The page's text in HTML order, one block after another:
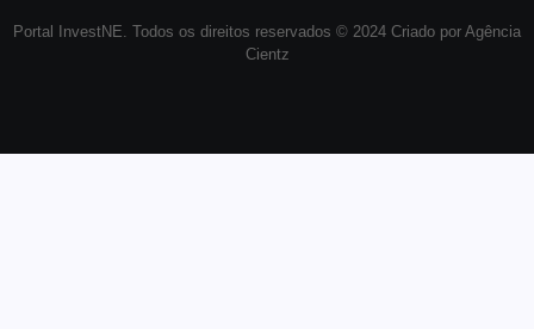
Portal InvestNE. Todos os direitos reservados © 2024 Criado por Agência
Cientz